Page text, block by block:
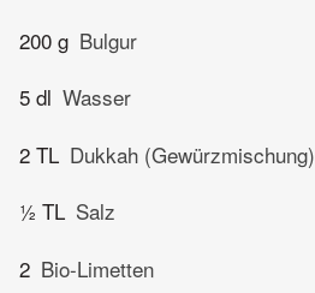
200 g Bulgur
5 dl Wasser
2 TL Dukkah (Gewürzmischung)
½ TL Salz
2 Bio-Limetten